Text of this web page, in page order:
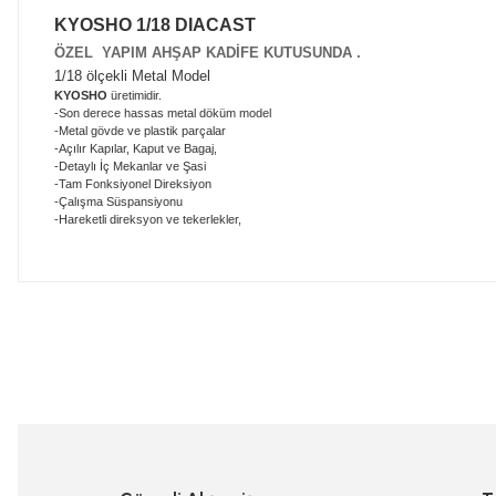
KYOSHO 1/18 DIACAST
ÖZEL YAPIM AHŞAP KADİFE KUTUSUNDA .
1/18 ölçekli Metal Model
KYOSHO üretimidir.
-Son derece hassas metal döküm model
-Metal gövde ve plastik parçalar
-Açılır Kapılar, Kaput ve Bagaj,
-Detaylı İç Mekanlar ve Şasi
-Tam Fonksiyonel Direksiyon
-Çalışma Süspansiyonu
-Hareketli direksyon ve tekerlekler,